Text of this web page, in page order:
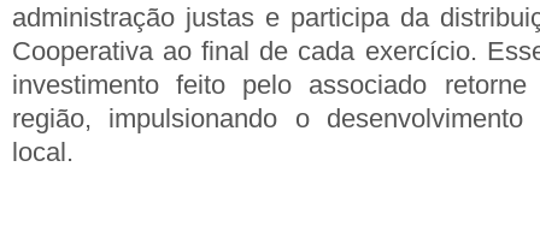
administração justas e participa da
Cooperativa ao final de cada exercício.
investimento feito pelo associado
região, impulsionando o
local.